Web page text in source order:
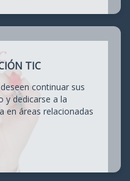
TIC
continuar sus
y dedicarse a la
en áreas relacionadas